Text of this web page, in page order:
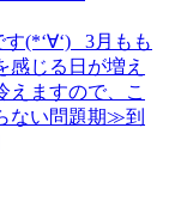
(*‘∀‘) 3月もも
感じる日が増え
えますので、こ
ない問題期≫到